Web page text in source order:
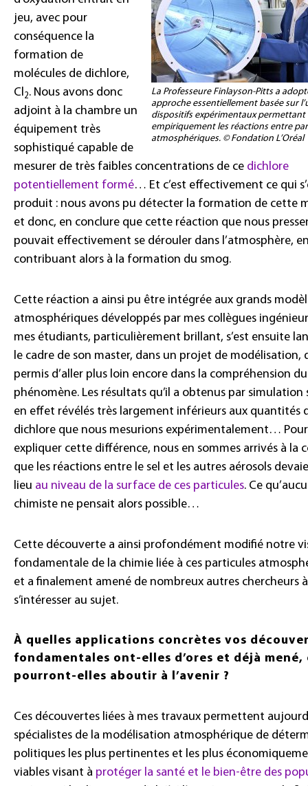
La Professeure Finlayson-Pitts a
approche essentiellement basée sur
dispositifs expérimentaux permettant
empiriquement les réactions entre
atmosphériques. © Fondation L’Oréal
jeu, avec pour
conséquence la
formation de
molécules de dichlore,
Cl2. Nous avons donc
adjoint à la chambre un
équipement très
sophistiqué capable de
mesurer de très faibles concentrations de ce dichlore
potentiellement formé… Et c’est effectivement ce qui
produit : nous avons pu détecter la formation de cette
et donc, en conclure que cette réaction que nous
pouvait effectivement se dérouler dans l’atmosphère,
contribuant alors à la formation du smog.
Cette réaction a ainsi pu être intégrée aux grands
atmosphériques développés par mes collègues
mes étudiants, particulièrement brillant, s’est ensuite
le cadre de son master, dans un projet de modélisation,
permis d’aller plus loin encore dans la compréhension du
phénomène. Les résultats qu’il a obtenus par simulation
en effet révélés très largement inférieurs aux quantités
dichlore que nous mesurions expérimentalement… Pour
expliquer cette différence, nous en sommes arrivés à la
que les réactions entre le sel et les autres aérosols
lieu au niveau de la surface de ces particules. Ce
chimiste ne pensait alors possible…
Cette découverte a ainsi profondément modifié notre
fondamentale de la chimie liée à ces particules
et a finalement amené de nombreux autres chercheurs à
s’intéresser au sujet.
À quelles applications concrètes vos
fondamentales ont-elles d’ores et déjà mené,
pourront-elles aboutir à l’avenir ?
Ces découvertes liées à mes travaux permettent
spécialistes de la modélisation atmosphérique de
politiques les plus pertinentes et les plus
viables visant à protéger la santé et le bien-être des